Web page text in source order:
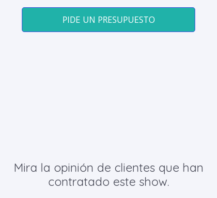
PIDE UN PRESUPUESTO
Mira la opinión de clientes que han
contratado este show.